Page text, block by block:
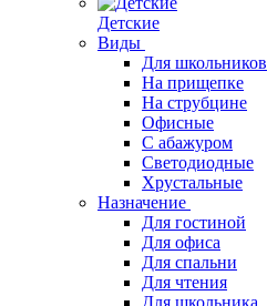
Детские
Виды
Для школьников
На прищепке
На струбцине
Офисные
С абажуром
Светодиодные
Хрустальные
Назначение
Для гостиной
Для офиса
Для спальни
Для чтения
Для школьника